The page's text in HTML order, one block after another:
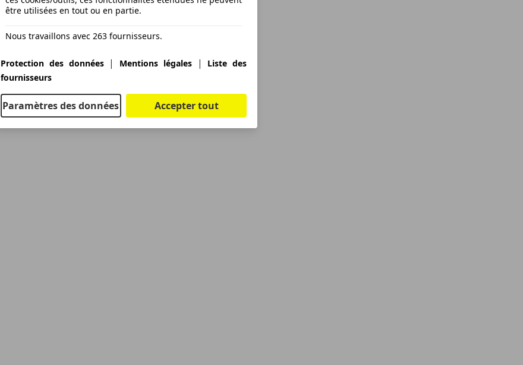
être utilisées en tout ou en partie.
Nous travaillons avec 263 fournisseurs.
Protection des données| Mentions légales|
Liste des
fournisseurs
Paramètres des données Accepter tout